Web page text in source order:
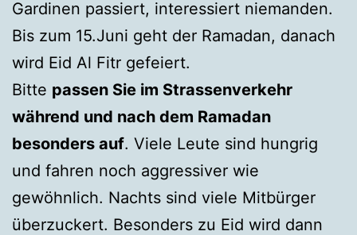
Gardinen passiert, interessiert niemanden.
Bis zum 15.Juni geht der Ramadan, danach
wird Eid Al Fitr gefeiert.
Bitte passen Sie im Strassenverkehr
während und nach dem Ramadan
besonders auf. Viele Leute sind hungrig
und fahren noch aggressiver wie
gewöhnlich. Nachts sind viele Mitbürger
überzuckert. Besonders zu Eid wird dann